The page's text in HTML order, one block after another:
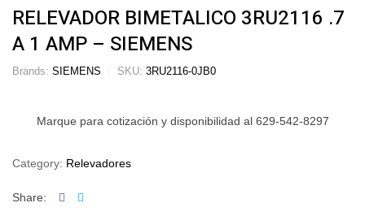
RELEVADOR BIMETALICO 3RU2116 .7
A 1 AMP – SIEMENS
Brands: SIEMENS SKU: 3RU2116-0JB0
Marque para cotización y disponibilidad al 629-542-8297
Category: Relevadores
Share: Facebook